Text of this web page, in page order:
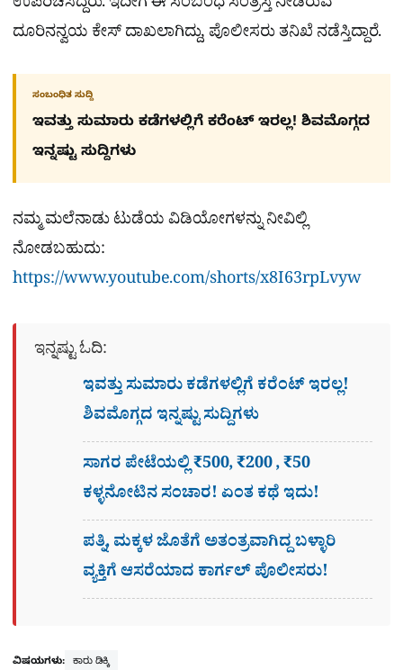
ಉಪರಿಚಿಸಿದ್ದರು. ಇದೀಗ ಈ ಸಂಬಂಧ ಸಂತ್ರಸ್ತ ನೀಡಿರುವ
ದೂರಿನನ್ವಯ ಕೇಸ್ ದಾಖಲಾಗಿದ್ದು, ಪೊಲೀಸರು ತನಿಖೆ ನಡೆಸ್ತಿದ್ದಾರೆ.
ಸಂಬಂಧಿತ ಸುದ್ದಿ
ಇವತ್ತು ಸುಮಾರು ಕಡೆಗಳಲ್ಲಿಗೆ ಕರೆಂಟ್ ಇರಲ್ಲ! ಶಿವಮೊಗ್ಗದ
ಇನ್ನಷ್ಟು ಸುದ್ದಿಗಳು
ನಮ್ಮ ಮಲೆನಾಡು ಟುಡೆಯ ವಿಡಿಯೋಗಳನ್ನು ನೀವಿಲ್ಲಿ
ನೋಡಬಹುದು:
https://www.youtube.com/shorts/x8I63rpLvyw
ಇನ್ನಷ್ಟು ಓದಿ:
ಇವತ್ತು ಸುಮಾರು ಕಡೆಗಳಲ್ಲಿಗೆ ಕರೆಂಟ್ ಇರಲ್ಲ!
ಶಿವಮೊಗ್ಗದ ಇನ್ನಷ್ಟು ಸುದ್ದಿಗಳು
ಸಾಗರ ಪೇಟೆಯಲ್ಲಿ ₹500, ₹200 , ₹50
ಕಳ್ಳನೋಟಿನ ಸಂಚಾರ! ಏಂತ ಕಥೆ ಇದು!
ಪತ್ನಿ, ಮಕ್ಕಳ ಜೊತೆಗೆ ಅತಂತ್ರವಾಗಿದ್ದ ಬಳ್ಳಾರಿ
ವ್ಯಕ್ತಿಗೆ ಆಸರೆಯಾದ ಕಾರ್ಗಲ್ ಪೊಲೀಸರು!
ವಿಷಯಗಳು: ಕಾರು ಡಿಕ್ಕಿ